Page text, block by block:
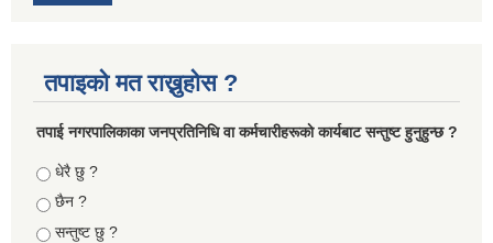
तपाइको मत राख्नुहोस ?
तपा‌ई नगरपालिकाका जनप्रतिनिधि वा कर्मचारीहरूकाे कार्यबाट सन्तुष्ट हुनुहुन्छ ?
Choices
धेरै छु ?
छैन ?
सन्तुष्ट छु ?